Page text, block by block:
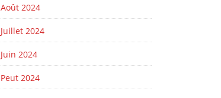
Août 2024
Juillet 2024
Juin 2024
Peut 2024